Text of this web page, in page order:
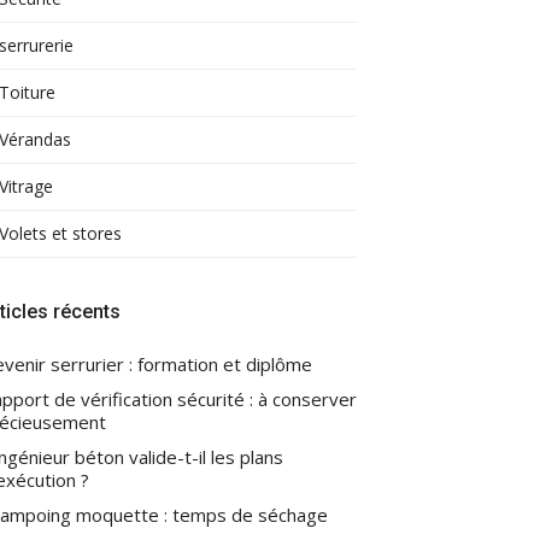
serrurerie
Toiture
Vérandas
Vitrage
Volets et stores
récents
serrurier : formation et diplôme
de vérification sécurité : à conserver
béton valide-t-il les plans
?
moquette : temps de séchage